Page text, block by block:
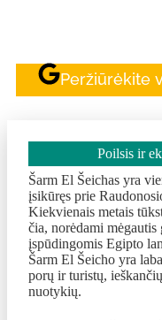
Peržiūrėkite
Poilsis ir
Šarm El Šeichas yra
įsikūręs prie
Kiekvienais metais
čia, norėdami
įspūdingomis Egipto
Šarm El Šeicho yra
porų ir turistų,
nuotykių.